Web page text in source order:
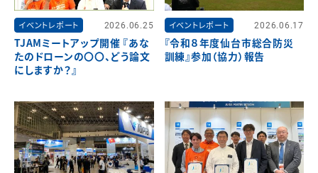
イベントレポート 2026.06.25
TJAMミートアップ開催 『あな
たのドローンの〇〇、どう論文
にしますか？』
イベントレポート 2026.06.17
『令和８年度仙台市総合防災
訓練』参加（協力）報告